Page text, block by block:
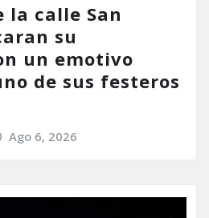
la calle San
su
un emotivo
de sus festeros
Ago 6, 2026